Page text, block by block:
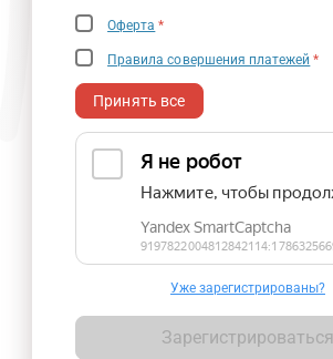
Оферта *
Правила совершения платежей *
Принять все
Уже зарегистрированы?
Зарегистрироваться